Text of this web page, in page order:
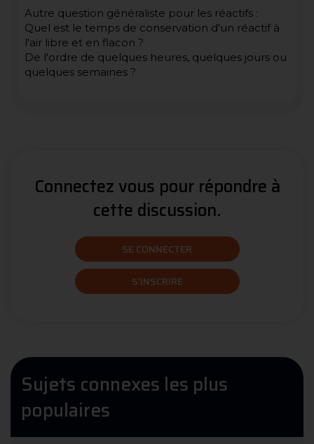
Autre question généraliste pour les réactifs :
Quel est le temps de conservation d'un réactif à
l'air libre et en flacon ?
De l'ordre de quelques heures, quelques jours ou
quelques semaines ?
Connectez vous pour répondre à
cette discussion.
SE CONNECTER
S'INSCRIRE
Sujets connexes les plus
populaires